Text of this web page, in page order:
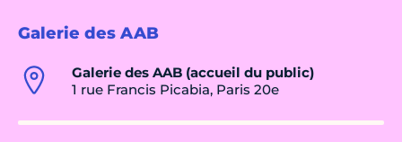
Galerie des AAB
Galerie des AAB (accueil du public)
1 rue Francis Picabia, Paris 20e